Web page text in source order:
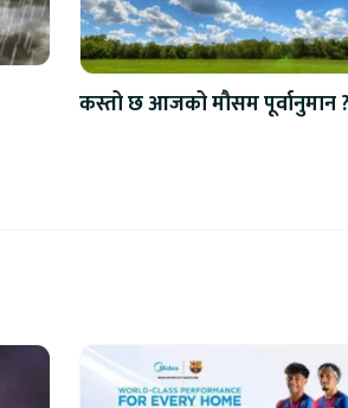
कस्तो छ आजको मौसम पूर्वानुमान